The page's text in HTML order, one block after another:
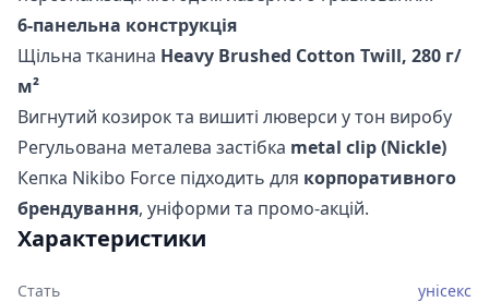
6-панельна конструкція
Щільна тканина Heavy Brushed Cotton Twill, 280 г/
м²
Вигнутий козирок та вишиті люверси у тон виробу
Регульована металева застібка metal clip (Nickle)
Кепка Nikibo Force підходить для корпоративного
брендування, уніформи та промо-акцій.
Характеристики
Стать
унісекс